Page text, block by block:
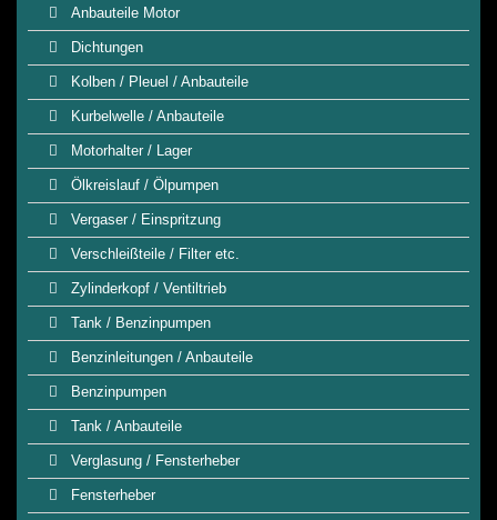
Anbauteile Motor
Dichtungen
Kolben / Pleuel / Anbauteile
Kurbelwelle / Anbauteile
Motorhalter / Lager
Ölkreislauf / Ölpumpen
Vergaser / Einspritzung
Verschleißteile / Filter etc.
Zylinderkopf / Ventiltrieb
Tank / Benzinpumpen
Benzinleitungen / Anbauteile
Benzinpumpen
Tank / Anbauteile
Verglasung / Fensterheber
Fensterheber